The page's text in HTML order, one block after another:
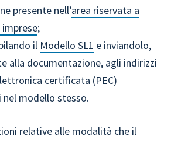
presente nell’area riservata a
;
il Modello SL1 e inviandolo,
alla documentazione, agli indirizzi
certificata (PEC)
modello stesso.
relative alle modalità che il